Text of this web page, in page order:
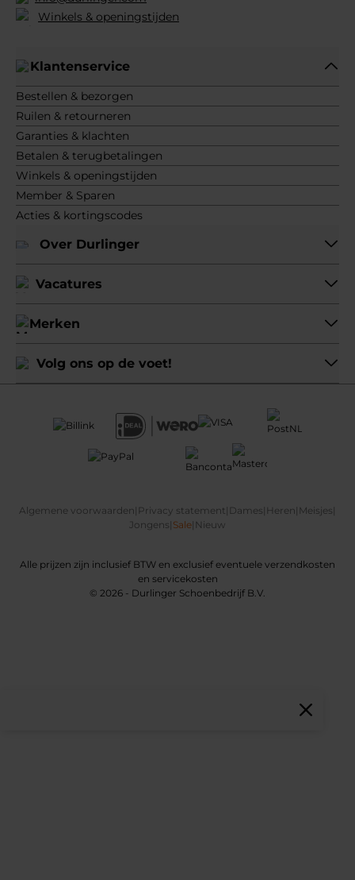
Winkels & openingstijden
Klantenservice
Bestellen & bezorgen
Ruilen & retourneren
Garanties & klachten
Betalen & terugbetalingen
Winkels & openingstijden
Member & Sparen
Acties & kortingscodes
Over Durlinger
Vacatures
Merken
Volg ons op de voet!
Algemene voorwaarden Privacy statement Dames Heren Meisjes
Jongens Sale Nieuw
Alle prijzen zijn inclusief BTW en exclusief eventuele verzendkosten
en servicekosten
© 2026 - Durlinger Schoenbedrijf B.V.